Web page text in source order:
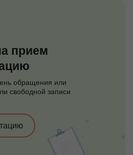
прием
обращения или
свободной записи